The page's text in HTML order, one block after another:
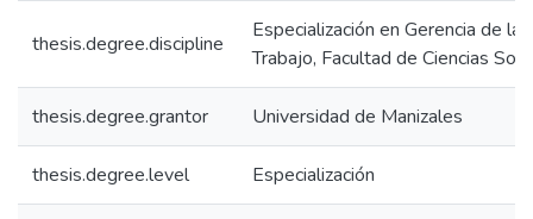
thesis.degree.discipline
Especialización en Gerencia de la
Trabajo, Facultad de Ciencias
thesis.degree.grantor Universidad de Manizales
thesis.degree.level Especialización